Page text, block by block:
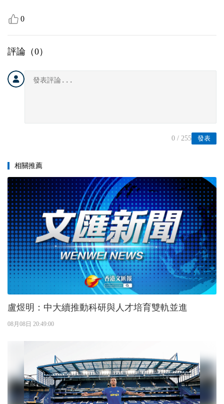
0
評論（0）
發表
0 / 255
相關推薦
盧煜明：中大續推動科研與人才培育雙軌並進
08月08日 20:49:00